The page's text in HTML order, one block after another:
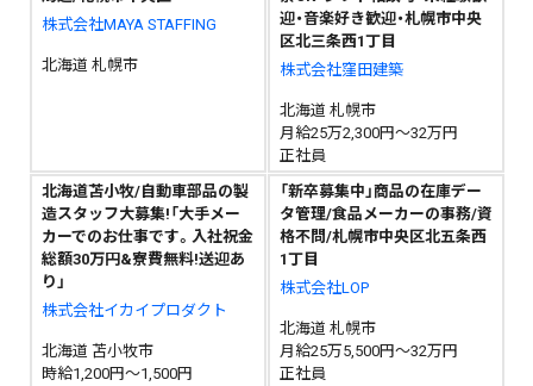
株式会社MAYA STAFFING
北海道 札幌市
迎・音楽好き歓迎・札幌市中央
区北三条西1丁目
株式会社窪田建築
北海道 札幌市
月給25万2,300円～32万円
正社員
北海道苫小牧/自動車部品の製
造スタッフ大募集!「大手メー
カーでのお仕事です。入社祝金
総額30万円&寮費無料!送迎あ
り」
株式会社イカイプロダクト
北海道 苫小牧市
時給1,200円～1,500円
「新卒募集中」商品の在庫デー
タ管理/食品メーカーの事務/資
格不問/札幌市中央区北五条西
1丁目
株式会社LOP
北海道 札幌市
月給25万5,500円～32万円
正社員